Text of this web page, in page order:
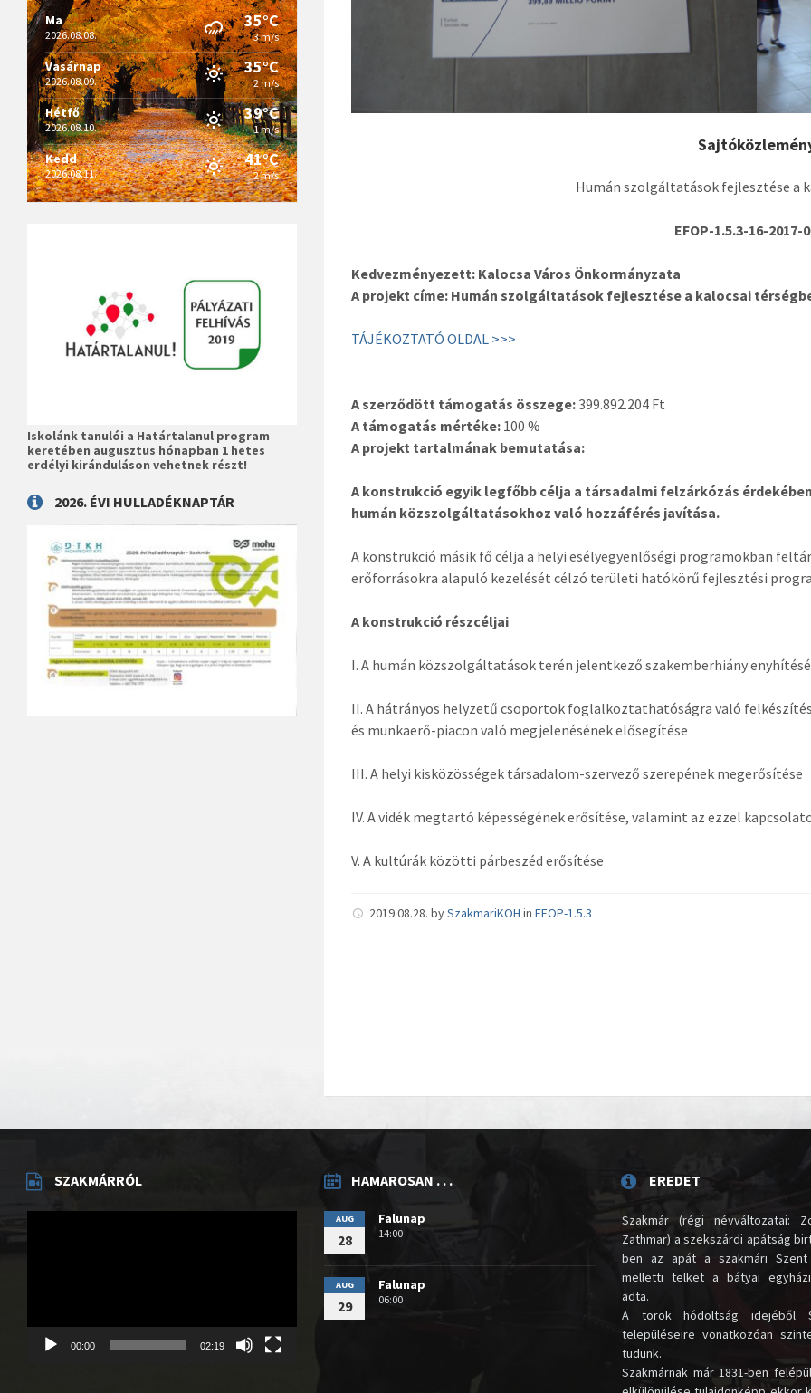
Humán szolgáltatások fejlesztése a
EFOP-1.5.3-16-2017-
Kedvezményezett: KalocsaVáros Önkormányzata
A projekt címe: Humán szolgáltatások fejlesztése a kalocsai
TÁJÉKOZTATÓ OLDAL >>>
A szerződött támogatás összege:399.892.204 Ft
A támogatás mértéke: 100 %
A projekt tartalmának bemutatása:
A konstrukció egyik legfőbb célja a társadalmi felzárkózás
humán közszolgáltatásokhoz való hozzáférés javítása.
A konstrukció másik fő célja a helyi esélyegyenlőségi programokban
erőforrásokra alapuló kezelését célzó területi hatókörű fejlesztési
A konstrukció részcéljai
I. A humán közszolgáltatások terén jelentkező szakemberhiány
II. A hátrányos helyzetű csoportok foglalkoztathatóságra való
és munkaerő-piacon való megjelenésének elősegítése
III. A helyi kisközösségek társadalom-szervező szerepének megerősítése
IV. A vidék megtartó képességének erősítése, valamint az ezzel
V. A kultúrák közötti párbeszéd erősítése
2019.08.28.bySzakmariKOH inEFOP-1.5.3
Ma
2026.08.08.
35°C
3 m/s
Vasárnap
2026.08.09.
35°C
2 m/s
Hétfő
2026.08.10.
39°C
1 m/s
Kedd
2026.08.11.
41°C
2 m/s
Iskolánk tanulói a Határtalanul program
keretében augusztus hónapban 1 hetes
erdélyi kiránduláson vehetnek részt!
2026. ÉVI HULLADÉKNAPTÁR
SZAKMÁRRÓL
00:00 02:19
HAMAROSAN . . .
AUG
28
Falunap
14:00
AUG
29
Falunap
06:00
EREDET
Szakmár (régi névváltozatai:
Zathmar) a szekszárdi apátság
ben az apát a szakmári Szent
melletti telket a bátyai
adta.
A török hódoltság idejéből
településeire vonatkozóan
tudunk.
Szakmárnak már 1831-ben